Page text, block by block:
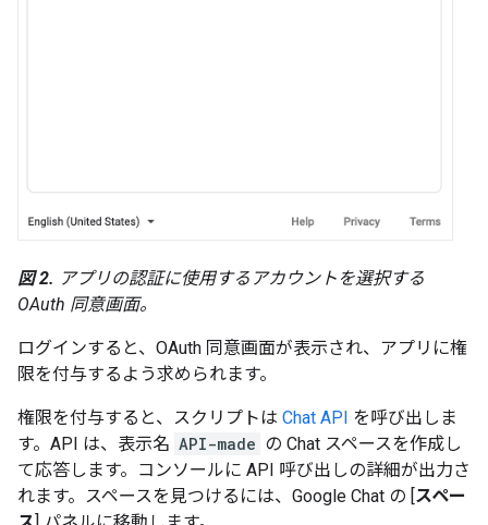
図 2. アプリの認証に使用するアカウントを選択する
OAuth 同意画面。
ログインすると、OAuth 同意画面が表示され、アプリに権
限を付与するよう求められます。
権限を付与すると、スクリプトは Chat API を呼び出しま
す。API は、表示名 API-made の Chat スペースを作成し
て応答します。コンソールに API 呼び出しの詳細が出力さ
れます。スペースを見つけるには、Google Chat の [スペー